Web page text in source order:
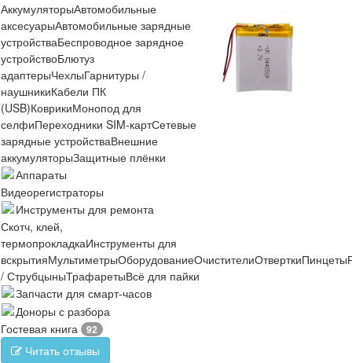
АккумуляторыАвтомобильные
аксесуарыАвтомобильные зарядные
устройстваБеспроводное зарядное
устройствоБлютуз
адаптерыЧехлыГарнитуры /
наушникиКабели ПК
(USB)КоврикиМонопод для
селфиПереходники SIM-картСетевые
зарядные устройстваВнешние
аккумуляторыЗащитные плёнки
Аппараты
Видеорегистраторы
Инструменты для ремонта
Скотч, клей,
термопрокладкаИнструменты для
вскрытияМультиметрыОборудованиеОчистителиОтверткиПинцеты
/ СтрубцыныТрафаретыВсё для пайки
Запчасти для смарт-часов
Доноры с разбора
Гостевая книга
92
Читать отзывы